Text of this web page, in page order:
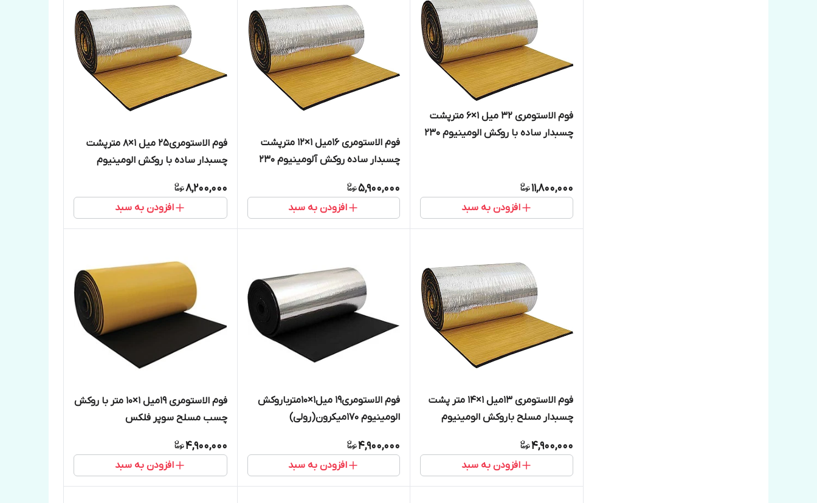
فوم الاستومری 32 میل 1×6 مترپشت
چسبدار ساده با روکش الومینیوم 230
11,800,000
افزودن به سبد
فوم الاستومری 16میل 1×12 مترپشت
چسبدار ساده روکش آلومینیوم 230
5,900,000
افزودن به سبد
فوم الاستومری25 میل 1×8 مترپشت
چسبدار ساده با روکش الومینیوم
8,200,000
افزودن به سبد
فوم الاستومری 13میل 1×14 متر پشت
چسبدار مسلح باروکش الومینیوم
4,900,000
افزودن به سبد
فوم الاستومری19 میل1×10مترباروکش
الومینیوم 1۷۰میکرون(رولی)
4,900,000
افزودن به سبد
فوم الاستومری 19میل 1×10 متر با روکش
چسب مسلح سوپر فلکس
4,900,000
افزودن به سبد